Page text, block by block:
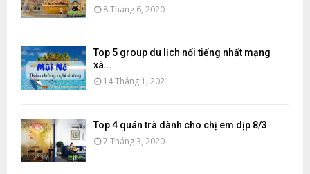
8 Tháng 6, 2020
Top 5 group du lịch nổi tiếng nhất mạng
xã...
14 Tháng 1, 2021
Top 4 quán trà dành cho chị em dịp 8/3
7 Tháng 3, 2020